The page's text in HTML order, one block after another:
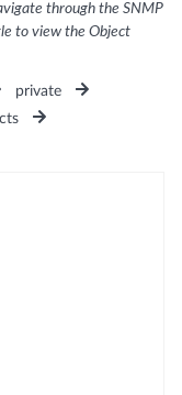
through the SNMP
to view the Object
private